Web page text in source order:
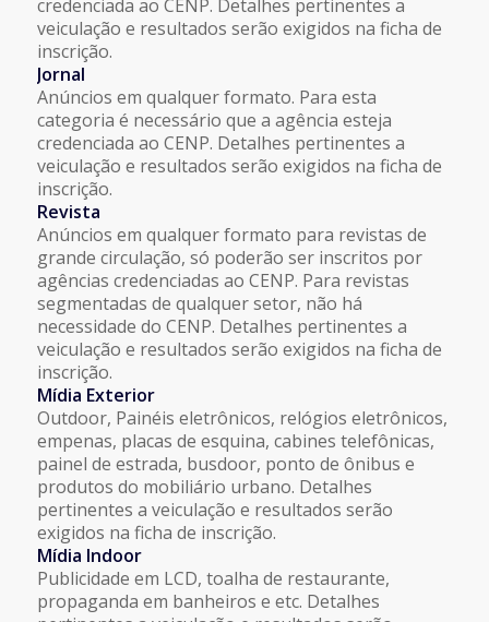
credenciada ao CENP. Detalhes pertinentes a
veiculação e resultados serão exigidos na ficha de
inscrição.
Jornal
Anúncios em qualquer formato. Para esta
categoria é necessário que a agência esteja
credenciada ao CENP. Detalhes pertinentes a
veiculação e resultados serão exigidos na ficha de
inscrição.
Revista
Anúncios em qualquer formato para revistas de
grande circulação, só poderão ser inscritos por
agências credenciadas ao CENP. Para revistas
segmentadas de qualquer setor, não há
necessidade do CENP. Detalhes pertinentes a
veiculação e resultados serão exigidos na ficha de
inscrição.
Mídia Exterior
Outdoor, Painéis eletrônicos, relógios eletrônicos,
empenas, placas de esquina, cabines telefônicas,
painel de estrada, busdoor, ponto de ônibus e
produtos do mobiliário urbano. Detalhes
pertinentes a veiculação e resultados serão
exigidos na ficha de inscrição.
Mídia Indoor
Publicidade em LCD, toalha de restaurante,
propaganda em banheiros e etc. Detalhes